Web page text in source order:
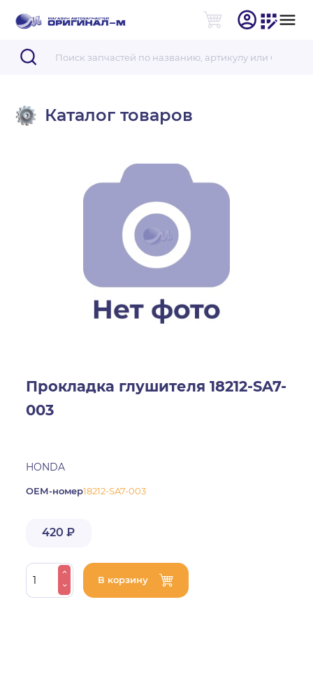
Каталог товаров
Прокладка глушителя 18212-SA7-
003
HONDA
ОЕМ-номер18212-SA7-003
420 ₽
В корзину